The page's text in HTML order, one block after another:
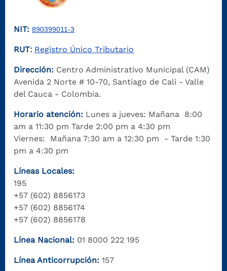
NIT: 890399011-3
RUT: Registro Único Tributario
Dirección: Centro Administrativo Municipal (CAM)
Avenida 2 Norte # 10-70, Santiago de Cali - Valle
del Cauca - Colombia.
Horario atención: Lunes a jueves: Mañana 8:00
am a 11:30 pm Tarde 2:00 pm a 4:30 pm
Viernes: Mañana 7:30 am a 12:30 pm - Tarde 1:30
pm a 4:30 pm
Líneas Locales:
195
+57 (602) 8856173
+57 (602) 8856174
+57 (602) 8856178
Línea Nacional: 01 8000 222 195
Línea Anticorrupción: 157